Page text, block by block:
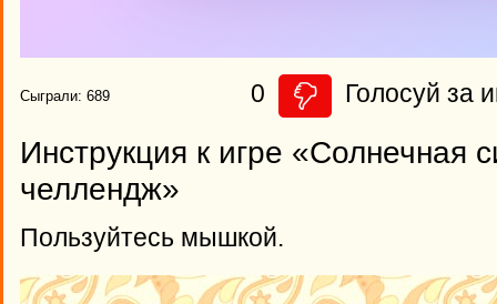
Сыграли: 689 0 Голосуй за
Инструкция к игре «Солнечная
челлендж»
Пользуйтесь мышкой.